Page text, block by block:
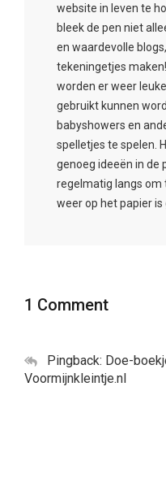
website in leven te
bleek de pen niet
en waardevolle
tekeningetjes
worden er weer
gebruikt kunnen
babyshowers en
spelletjes te spelen.
genoeg ideeën in de
regelmatig langs om
weer op het papier is
1 Comment
Pingback: Doe-
Voormijnkleintje.nl